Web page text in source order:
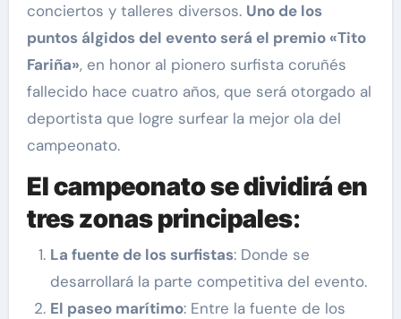
conciertos y talleres diversos. Uno de los
puntos álgidos del evento será el premio «Tito
Fariña», en honor al pionero surfista coruñés
fallecido hace cuatro años, que será otorgado al
deportista que logre surfear la mejor ola del
campeonato.
El campeonato se dividirá en
tres zonas principales:
La fuente de los surfistas: Donde se
desarrollará la parte competitiva del evento.
El paseo marítimo: Entre la fuente de los